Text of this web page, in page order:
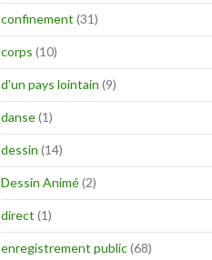
confinement (31)
corps (10)
d'un pays lointain (9)
danse(1)
dessin (14)
Dessin Animé(2)
direct (1)
enregistrement public(68)